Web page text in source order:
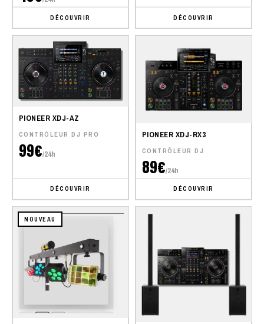
DÉCOUVRIR DÉCOUVRIR
PIONEER XDJ-AZ
CONTRÔLEUR DJ PRO
99€/24h
DÉCOUVRIR
PIONEER XDJ-RX3
CONTRÔLEUR DJ
89€/24h
DÉCOUVRIR
NOUVEAU